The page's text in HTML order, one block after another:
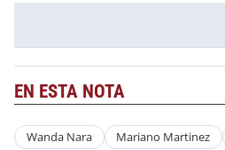
EN ESTA NOTA
Wanda Nara Mariano Martinez